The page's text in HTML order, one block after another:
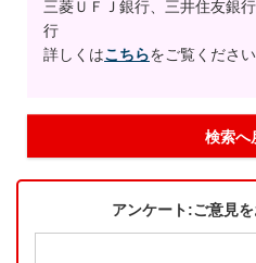
三菱ＵＦＪ銀行、三井住友銀
行
詳しくはこちらをご覧ください
検索へ
アンケート:ご意見